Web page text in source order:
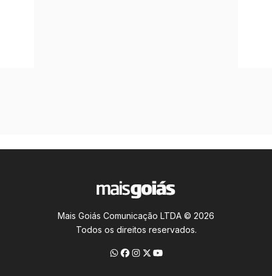
Mais Goiás Comunicação LTDA © 2026
Todos os direitos reservados.